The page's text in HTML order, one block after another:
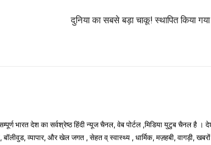
दुनिया का सबसे बड़ा चाकू! स्थापित किया
भारत देश का सर्वश्रेष्ठ हिंदी न्‍यूज चैनल, वेब पोर्टल ,मिडिया युटुब चैनल है ।
व्यापार, और खेल जगत , सेहत व् स्वास्थ्य , धार्मिक, मज़हबी, वागड़ी,